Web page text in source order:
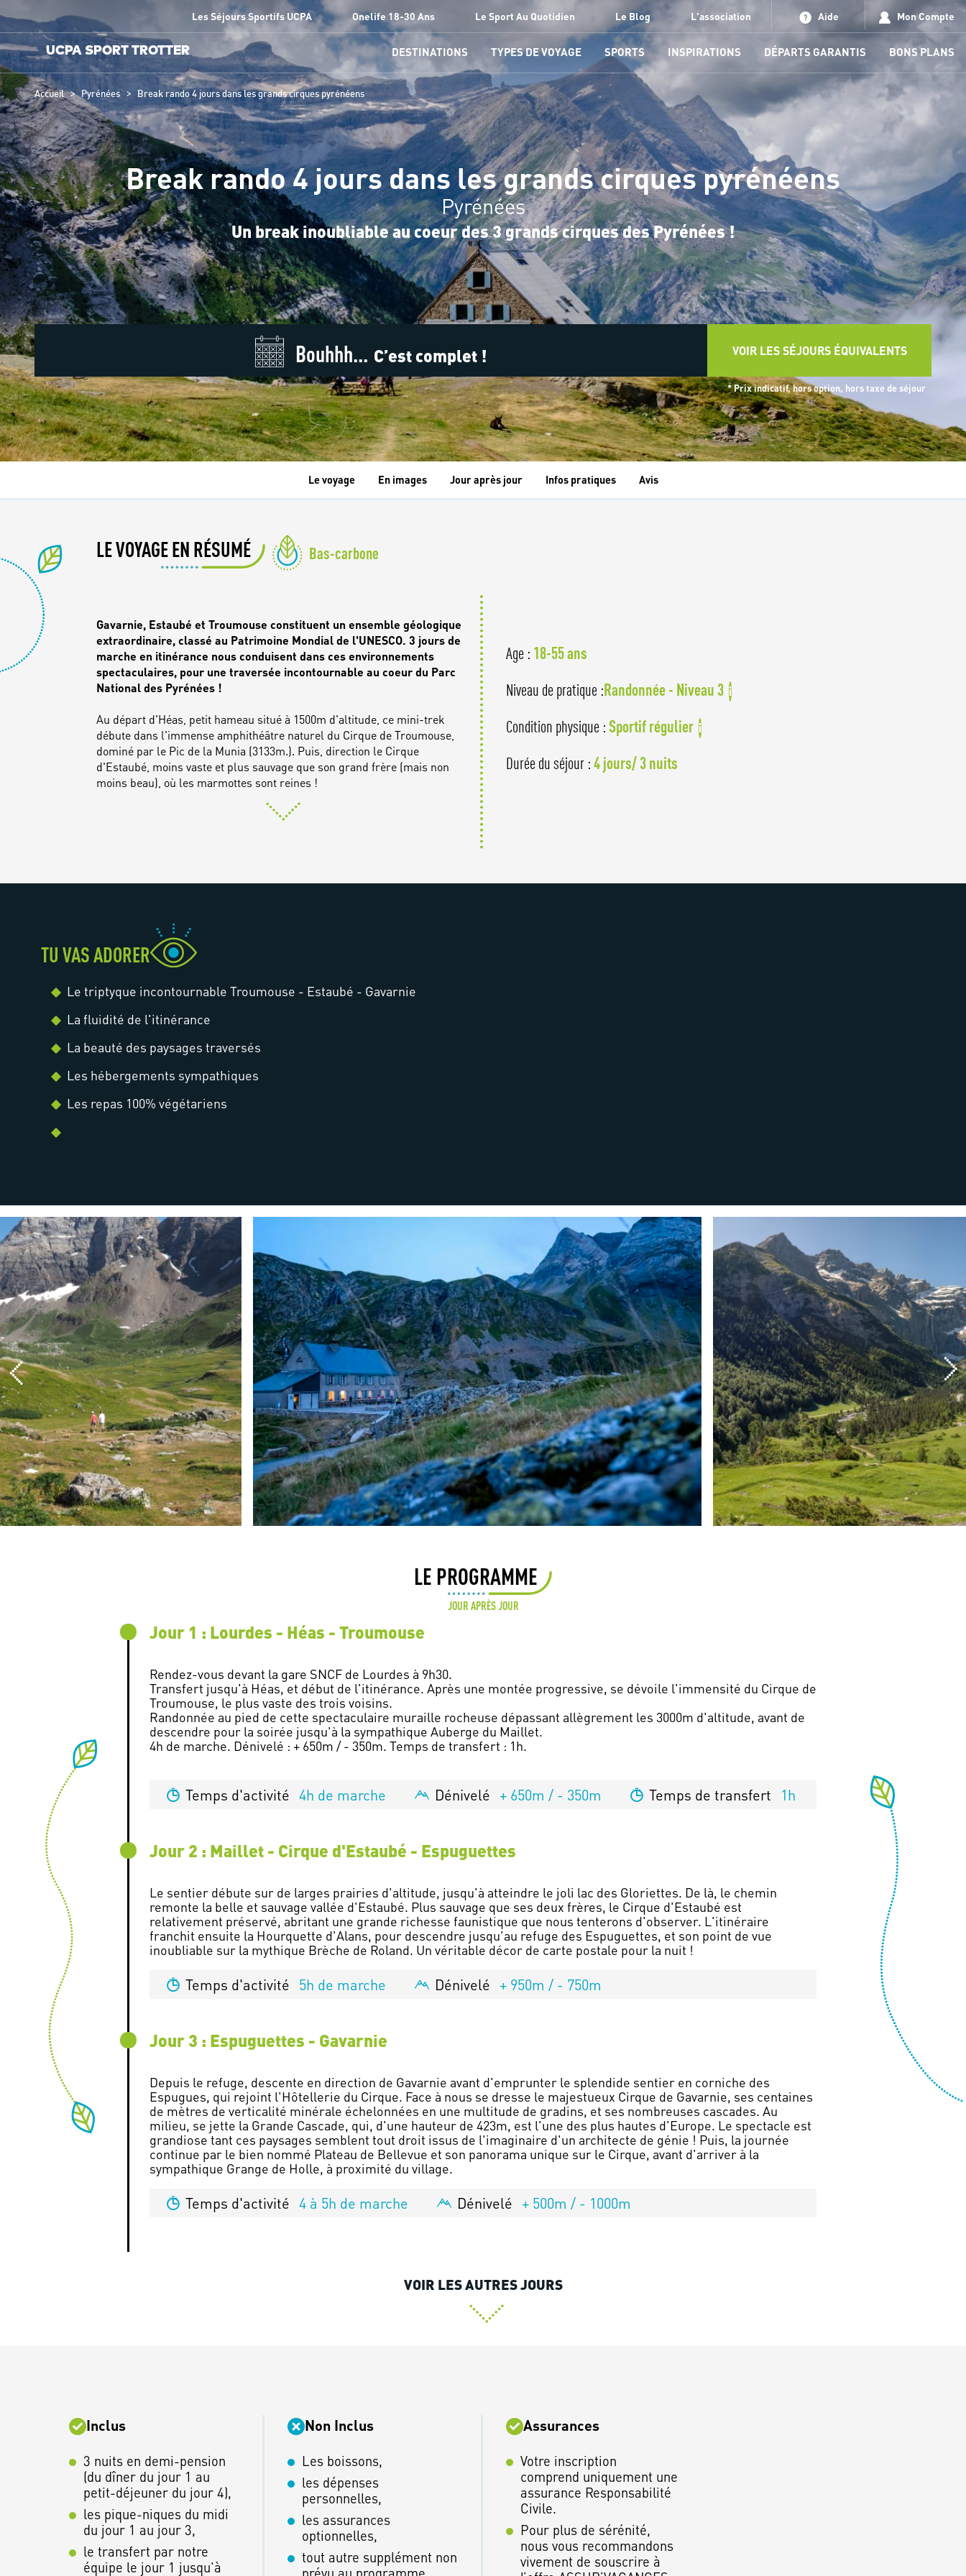
Les Séjours Sportifs UCPA Onelife 18-30 Ans Le Sport Au Quotidien Le Blog L'association Aide Mon Compte
UCPA SPORT TROTTER DESTINATIONS TYPES DE VOYAGE SPORTS INSPIRATIONS DÉPARTS GARANTIS BONS PLANS
Accueil > Pyrénées > Break rando 4 jours dans les grands cirques pyrénéens
Break rando 4 jours dans les grands cirques pyrénéens
Pyrénées
Un break inoubliable au coeur des 3 grands cirques des Pyrénées !
Bouhhh... C’est complet ! VOIR LES SÉJOURS ÉQUIVALENTS
* Prix indicatif, hors option, hors taxe de séjour
Le voyage En images Jour après jour Infos pratiques Avis
LE VOYAGE EN RÉSUMÉ Bas-carbone
Gavarnie, Estaubé et Troumouse constituent un ensemble géologique
extraordinaire, classé au Patrimoine Mondial de l'UNESCO. 3 jours de
marche en itinérance nous conduisent dans ces environnements
spectaculaires, pour une traversée incontournable au coeur du Parc
Au départ d'Héas, petit hameau situé à 1500m d'altitude, ce mini-trek
débute dans l'immense amphithéâtre naturel du Cirque de Troumouse,
dominé par le Pic de la Munia (3133m.). Puis, direction le Cirque
d'Estaubé, moins vaste et plus sauvage que son grand frère (mais non
moins beau), où les marmottes sont reines !
Age : 18-55 ans
Niveau de pratique :Randonnée - Niveau 3 i
Condition physique : Sportif régulier i
Durée du séjour : 4 jours/ 3 nuits
TU VAS ADORER
Le triptyque incontournable Troumouse - Estaubé - Gavarnie
La fluidité de l'itinérance
La beauté des paysages traversés
Les hébergements sympathiques
Les repas 100% végétariens
LE PROGRAMME
JOUR APRÈS JOUR
Jour 1 : Lourdes - Héas - Troumouse
Rendez-vous devant la gare SNCF de Lourdes à 9h30.
Transfert jusqu'à Héas, et début de l'itinérance. Après une montée progressive, se dévoile l'immensité du Cirque de
Troumouse, le plus vaste des trois voisins.
Randonnée au pied de cette spectaculaire muraille rocheuse dépassant allègrement les 3000m d'altitude, avant de
descendre pour la soirée jusqu'à la sympathique Auberge du Maillet.
4h de marche. Dénivelé : + 650m / - 350m. Temps de transfert : 1h.
Temps d'activité 4h de marche Dénivelé + 650m / - 350m Temps de transfert 1h
Jour 2 : Maillet - Cirque d'Estaubé - Espuguettes
Le sentier débute sur de larges prairies d'altitude, jusqu'à atteindre le joli lac des Gloriettes. De là, le chemin
remonte la belle et sauvage vallée d'Estaubé. Plus sauvage que ses deux frères, le Cirque d'Estaubé est
relativement préservé, abritant une grande richesse faunistique que nous tenterons d'observer. L'itinéraire
franchit ensuite la Hourquette d'Alans, pour descendre jusqu'au refuge des Espuguettes, et son point de vue
Temps d'activité 5h de marche Dénivelé + 950m / - 750m
Jour 3 : Espuguettes - Gavarnie
Depuis le refuge, descente en direction de Gavarnie avant d'emprunter le splendide sentier en corniche des
Espugues, qui rejoint l'Hôtellerie du Cirque. Face à nous se dresse le majestueux Cirque de Gavarnie, ses centaines
de mètres de verticalité minérale échelonnées en une multitude de gradins, et ses nombreuses cascades. Au
milieu, se jette la Grande Cascade, qui, d'une hauteur de 423m, est l'une des plus hautes d'Europe. Le spectacle est
grandiose tant ces paysages semblent tout droit issus de l'imaginaire d'un architecte de génie ! Puis, la journée
continue par le bien nommé Plateau de Bellevue et son panorama unique sur le Cirque, avant d'arriver à la
Temps d'activité 4 à 5h de marche Dénivelé + 500m / - 1000m
VOIR LES AUTRES JOURS
Inclus
3 nuits en demi-pension
(du dîner du jour 1 au
petit-déjeuner du jour 4),
les pique-niques du midi
du jour 1 au jour 3,
le transfert par notre
équipe le jour 1 jusqu'à
Non Inclus
Les boissons,
les dépenses
personnelles,
les assurances
optionnelles,
tout autre supplément non
prévu au programme.
Assurances
Votre inscription
comprend uniquement une
assurance Responsabilité
Civile.
Pour plus de sérénité,
nous vous recommandons
vivement de souscrire à